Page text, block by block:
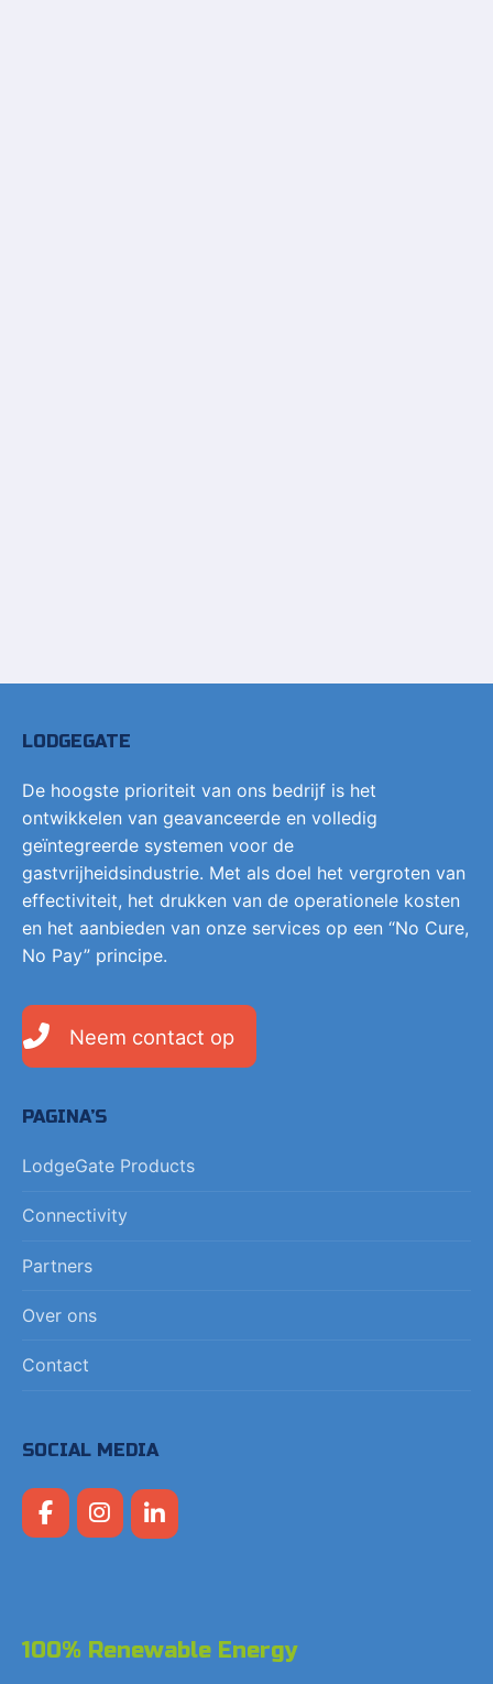
LODGEGATE
De hoogste prioriteit van ons bedrijf is het
ontwikkelen van geavanceerde en volledig
geïntegreerde systemen voor de
gastvrijheidsindustrie. Met als doel het vergroten van
effectiviteit, het drukken van de operationele kosten
en het aanbieden van onze services op een “No Cure,
No Pay” principe.
Neem contact op
PAGINA’S
LodgeGate Products
Connectivity
Partners
Over ons
Contact
SOCIAL MEDIA
100% Renewable Energy